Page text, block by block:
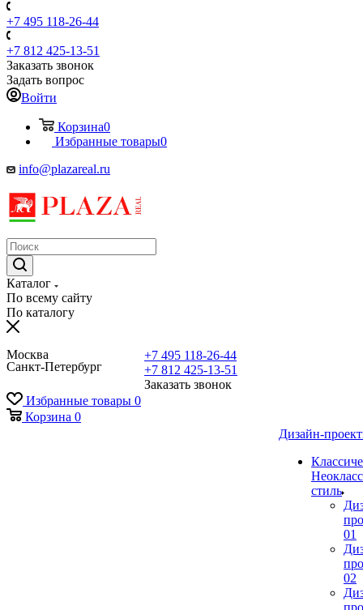
+7 495 118-26-44
+7 812 425-13-51
Заказать звонок
Задать вопрос
Войти
Корзина0
Избранные товары0
info@plazareal.ru
Каталог
По всему сайту
По каталогу
Москва
Санкт-Петербург
+7 495 118-26-44
+7 812 425-13-51
Заказать звонок
Избранные товары 0
Корзина 0
Дизайн-
стиль
01
02